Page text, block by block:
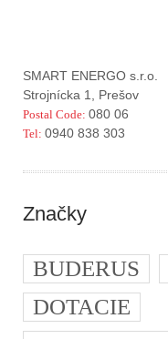
SMART ENERGO s.r.o.
Strojnícka 1, Prešov
Postal Code: 080 06
Tel: 0940 838 303
Značky
BUDERUS
DOTACIE